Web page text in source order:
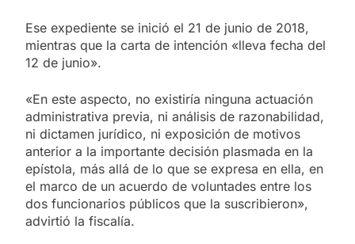
Ese expediente se inició el 21 de junio de 2018,
mientras que la carta de intención «lleva fecha del
12 de junio».
«En este aspecto, no existiría ninguna actuación
administrativa previa, ni análisis de razonabilidad,
ni dictamen jurídico, ni exposición de motivos
anterior a la importante decisión plasmada en la
epístola, más allá de lo que se expresa en ella, en
el marco de un acuerdo de voluntades entre los
dos funcionarios públicos que la suscribieron»,
advirtió la fiscalía.